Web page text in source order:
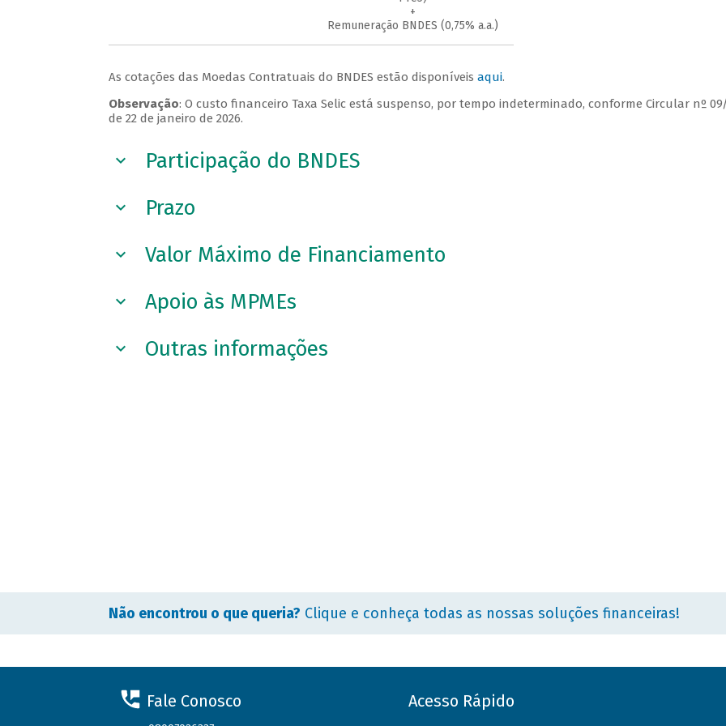
+
Remuneração BNDES (0,75% a.a.)
As cotações das Moedas Contratuais do BNDES estão disponíveisaqui.
Observação: O custo financeiro Taxa Selic está suspenso, por tempo indeterminado, conforme Circular nº
de 22 de janeiro de 2026.
Participação do BNDES
Prazo
Valor Máximo de Financiamento
Apoio às MPMEs
Outras informações
Não encontrou o que queria? Clique e conheça todas as nossas soluções financeiras!
Fale Conosco Acesso Rápido